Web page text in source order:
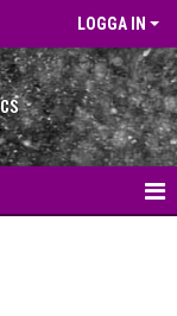
LOGGA IN